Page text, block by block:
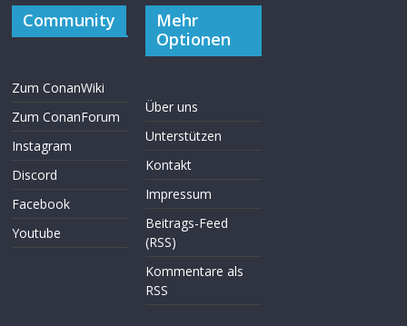
Community
Zum ConanWiki
Zum ConanForum
Instagram
Discord
Facebook
Youtube
Mehr
Optionen
Über uns
Unterstützen
Kontakt
Impressum
Beitrags-Feed
(RSS)
Kommentare als
RSS